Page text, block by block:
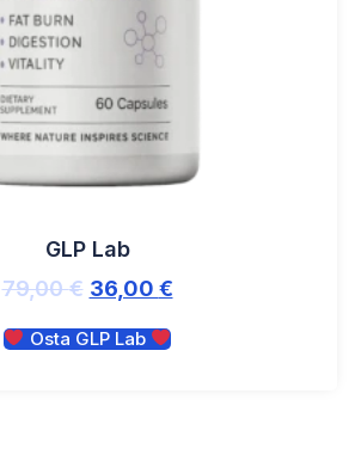
GLP Lab
79,00€ 36,00 €
Osta GLP Lab